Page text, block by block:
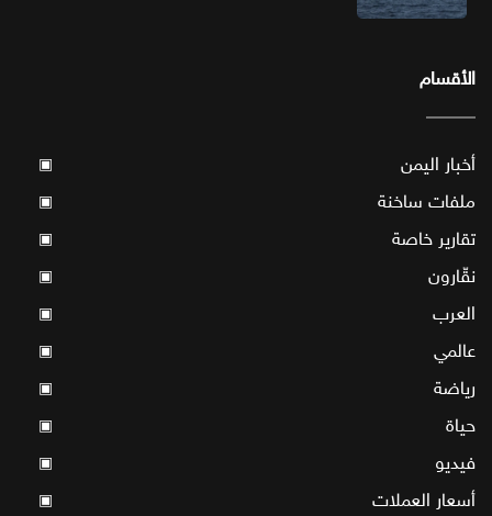
الأقسام
أخبار اليمن ▣
ملفات ساخنة ▣
تقارير خاصة ▣
نقّارون ▣
العرب ▣
عالمي ▣
رياضة ▣
حياة ▣
فيديو ▣
أسعار العملات ▣